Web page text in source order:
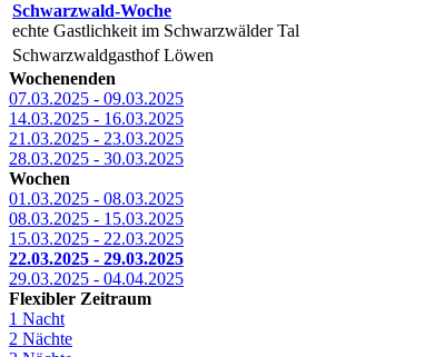
Schwarzwald-Woche
echte Gastlichkeit im Schwarzwälder Tal
Schwarzwaldgasthof Löwen
Wochenenden
07.03.2025 - 09.03.2025
14.03.2025 - 16.03.2025
21.03.2025 - 23.03.2025
28.03.2025 - 30.03.2025
Wochen
01.03.2025 - 08.03.2025
08.03.2025 - 15.03.2025
15.03.2025 - 22.03.2025
22.03.2025 - 29.03.2025
29.03.2025 - 04.04.2025
Flexibler Zeitraum
1 Nacht
2 Nächte